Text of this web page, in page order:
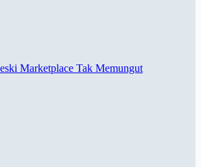
Marketplace Tak Memungut